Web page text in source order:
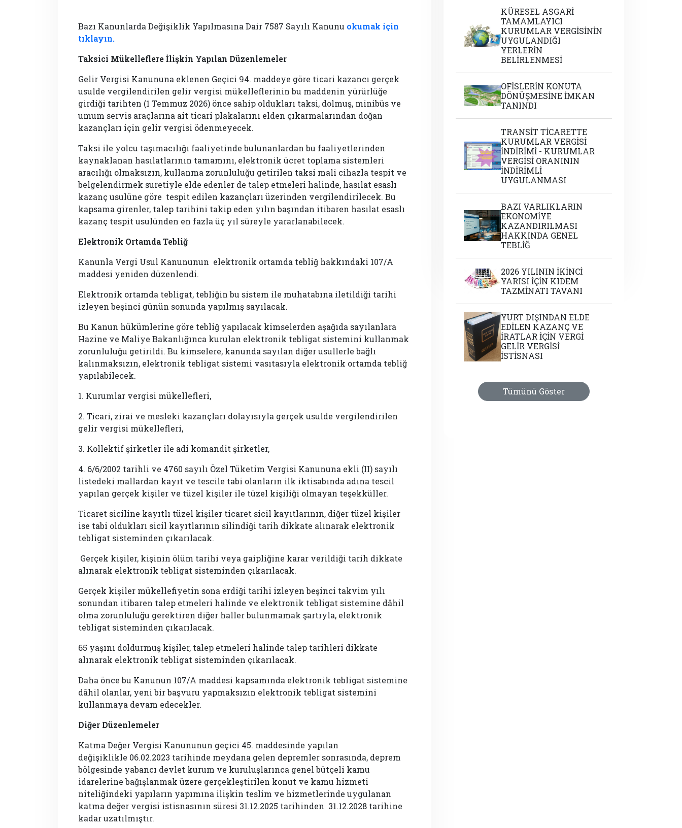
Bazı Kanunlarda Değişiklik Yapılmasına Dair 7587 Sayılı Kanunu okumak için
tıklayın.
Taksici Mükelleflere İlişkin Yapılan Düzenlemeler
Gelir Vergisi Kanununa eklenen Geçici 94. maddeye göre ticari kazancı gerçek
usulde vergilendirilen gelir vergisi mükelleflerinin bu maddenin yürürlüğe
girdiği tarihten (1 Temmuz 2026) önce sahip oldukları taksi, dolmuş, minibüs ve
umum servis araçlarına ait ticari plakalarını elden çıkarmalarından doğan
kazançları için gelir vergisi ödenmeyecek.
Taksi ile yolcu taşımacılığı faaliyetinde bulunanlardan bu faaliyetlerinden
kaynaklanan hasılatlarının tamamını, elektronik ücret toplama sistemleri
aracılığı olmaksızın, kullanma zorunluluğu getirilen taksi mali cihazla tespit ve
belgelendirmek suretiyle elde edenler de talep etmeleri halinde, hasılat esaslı
kazanç usulüne göre tespit edilen kazançları üzerinden vergilendirilecek. Bu
kapsama girenler, talep tarihini takip eden yılın başından itibaren hasılat esaslı
kazanç tespit usulünden en fazla üç yıl süreyle yararlanabilecek.
Elektronik Ortamda Tebliğ
Kanunla Vergi Usul Kanununun elektronik ortamda tebliğ hakkındaki 107/A
maddesi yeniden düzenlendi.
Elektronik ortamda tebligat, tebliğin bu sistem ile muhatabına iletildiği tarihi
izleyen beşinci günün sonunda yapılmış sayılacak.
Bu Kanun hükümlerine göre tebliğ yapılacak kimselerden aşağıda sayılanlara
Hazine ve Maliye Bakanlığınca kurulan elektronik tebligat sistemini kullanmak
zorunluluğu getirildi. Bu kimselere, kanunda sayılan diğer usullerle bağlı
kalınmaksızın, elektronik tebligat sistemi vasıtasıyla elektronik ortamda tebliğ
yapılabilecek.
1. Kurumlar vergisi mükellefleri,
2. Ticari, zirai ve mesleki kazançları dolayısıyla gerçek usulde vergilendirilen
gelir vergisi mükellefleri,
3. Kollektif şirketler ile adi komandit şirketler,
4. 6/6/2002 tarihli ve 4760 sayılı Özel Tüketim Vergisi Kanununa ekli (II) sayılı
listedeki mallardan kayıt ve tescile tabi olanların ilk iktisabında adına tescil
yapılan gerçek kişiler ve tüzel kişiler ile tüzel kişiliği olmayan teşekküller.
Ticaret siciline kayıtlı tüzel kişiler ticaret sicil kayıtlarının, diğer tüzel kişiler
ise tabi oldukları sicil kayıtlarının silindiği tarih dikkate alınarak elektronik
tebligat sisteminden çıkarılacak.
Gerçek kişiler, kişinin ölüm tarihi veya gaipliğine karar verildiği tarih dikkate
alınarak elektronik tebligat sisteminden çıkarılacak.
Gerçek kişiler mükellefiyetin sona erdiği tarihi izleyen beşinci takvim yılı
sonundan itibaren talep etmeleri halinde ve elektronik tebligat sistemine dâhil
olma zorunluluğu gerektiren diğer haller bulunmamak şartıyla, elektronik
tebligat sisteminden çıkarılacak.
65 yaşını doldurmuş kişiler, talep etmeleri halinde talep tarihleri dikkate
alınarak elektronik tebligat sisteminden çıkarılacak.
Daha önce bu Kanunun 107/A maddesi kapsamında elektronik tebligat sistemine
dâhil olanlar, yeni bir başvuru yapmaksızın elektronik tebligat sistemini
kullanmaya devam edecekler.
Diğer Düzenlemeler
Katma Değer Vergisi Kanununun geçici 45. maddesinde yapılan
değişiklikle 06.02.2023 tarihinde meydana gelen depremler sonrasında, deprem
bölgesinde yabancı devlet kurum ve kuruluşlarınca genel bütçeli kamu
idarelerine bağışlanmak üzere gerçekleştirilen konut ve kamu hizmeti
niteliğindeki yapıların yapımına ilişkin teslim ve hizmetlerinde uygulanan
katma değer vergisi istisnasının süresi 31.12.2025 tarihinden 31.12.2028 tarihine
kadar uzatılmıştır.
KÜRESEL ASGARİ
TAMAMLAYICI
KURUMLAR VERGİSİNİN
UYGULANDIĞI
YERLERİN
BELİRLENMESİ
OFİSLERİN KONUTA
DÖNÜŞMESİNE İMKAN
TANINDI
TRANSİT TİCARETTE
KURUMLAR VERGİSİ
İNDİRİMİ - KURUMLAR
VERGİSİ ORANININ
İNDİRİMLİ
UYGULANMASI
BAZI VARLIKLARIN
EKONOMİYE
KAZANDIRILMASI
HAKKINDA GENEL
TEBLİĞ
2026 YILININ İKİNCİ
YARISI İÇİN KIDEM
TAZMİNATI TAVANI
YURT DIŞINDAN ELDE
EDİLEN KAZANÇ VE
İRATLAR İÇİN VERGİ
GELİR VERGİSİ
İSTİSNASI
Tümünü Göster